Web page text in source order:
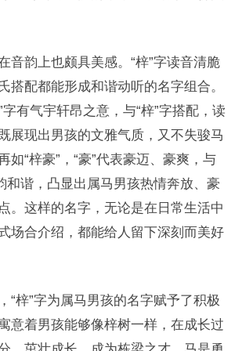
音韵上也颇具美感。“梓”字读音清脆
搭配都能形成和谐动听的名字组合。
字有气宇轩昂之意，与“梓”字搭配，读
展现出男孩的文雅气质，又不失骏马
如“梓豪”，“豪”代表豪迈、豪爽，与
和谐，凸显出属马男孩热情奔放、豪
。这样的名字，无论是在日常生活中
场合介绍，都能给人留下深刻而美好
“梓”字为属马男孩的名字赋予了积极
意着男孩能够像梓树一样，在成长过